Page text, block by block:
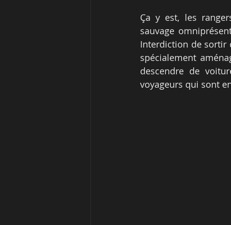
Ça y est, les
sauvage
Interdiction de sortir
spécialement
descendre de
voyageurs qui sont